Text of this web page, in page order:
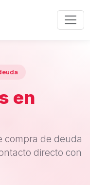
en
compra de deuda
directo con